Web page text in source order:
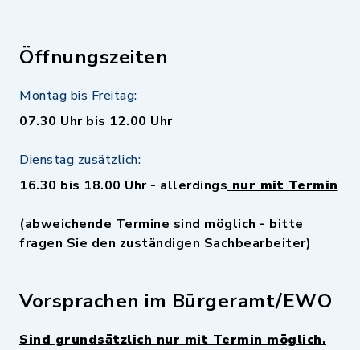
Öffnungszeiten
Montag bis Freitag:
07.30 Uhr bis 12.00 Uhr
Dienstag zusätzlich:
16.30 bis 18.00 Uhr - allerdings nur mit Termin
(abweichende Termine sind möglich - bitte
fragen Sie den zuständigen Sachbearbeiter)
Vorsprachen im Bürgeramt/EWO
Sind grundsätzlich nur mit Termin möglich.